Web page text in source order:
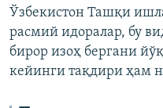
Ўзбекистон Ташқи
расмий идоралар, бу
бирор изоҳ бергани
кейинги тақдири ҳам